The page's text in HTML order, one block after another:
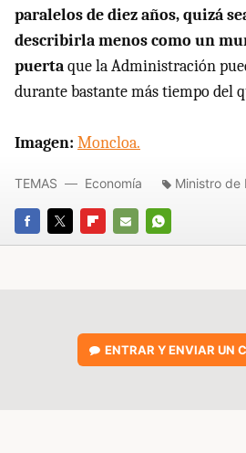
paralelos de diez años, quizá
describirla menos como un
puertaque la Administración
durante bastante más tiempo del
Imagen: Moncloa.
FACEBOOK
TWITTERFLIPBOARD
E-
WHATSAPP
TEMAS Economía Ministro de
ENTRAR Y ENVIAR UN